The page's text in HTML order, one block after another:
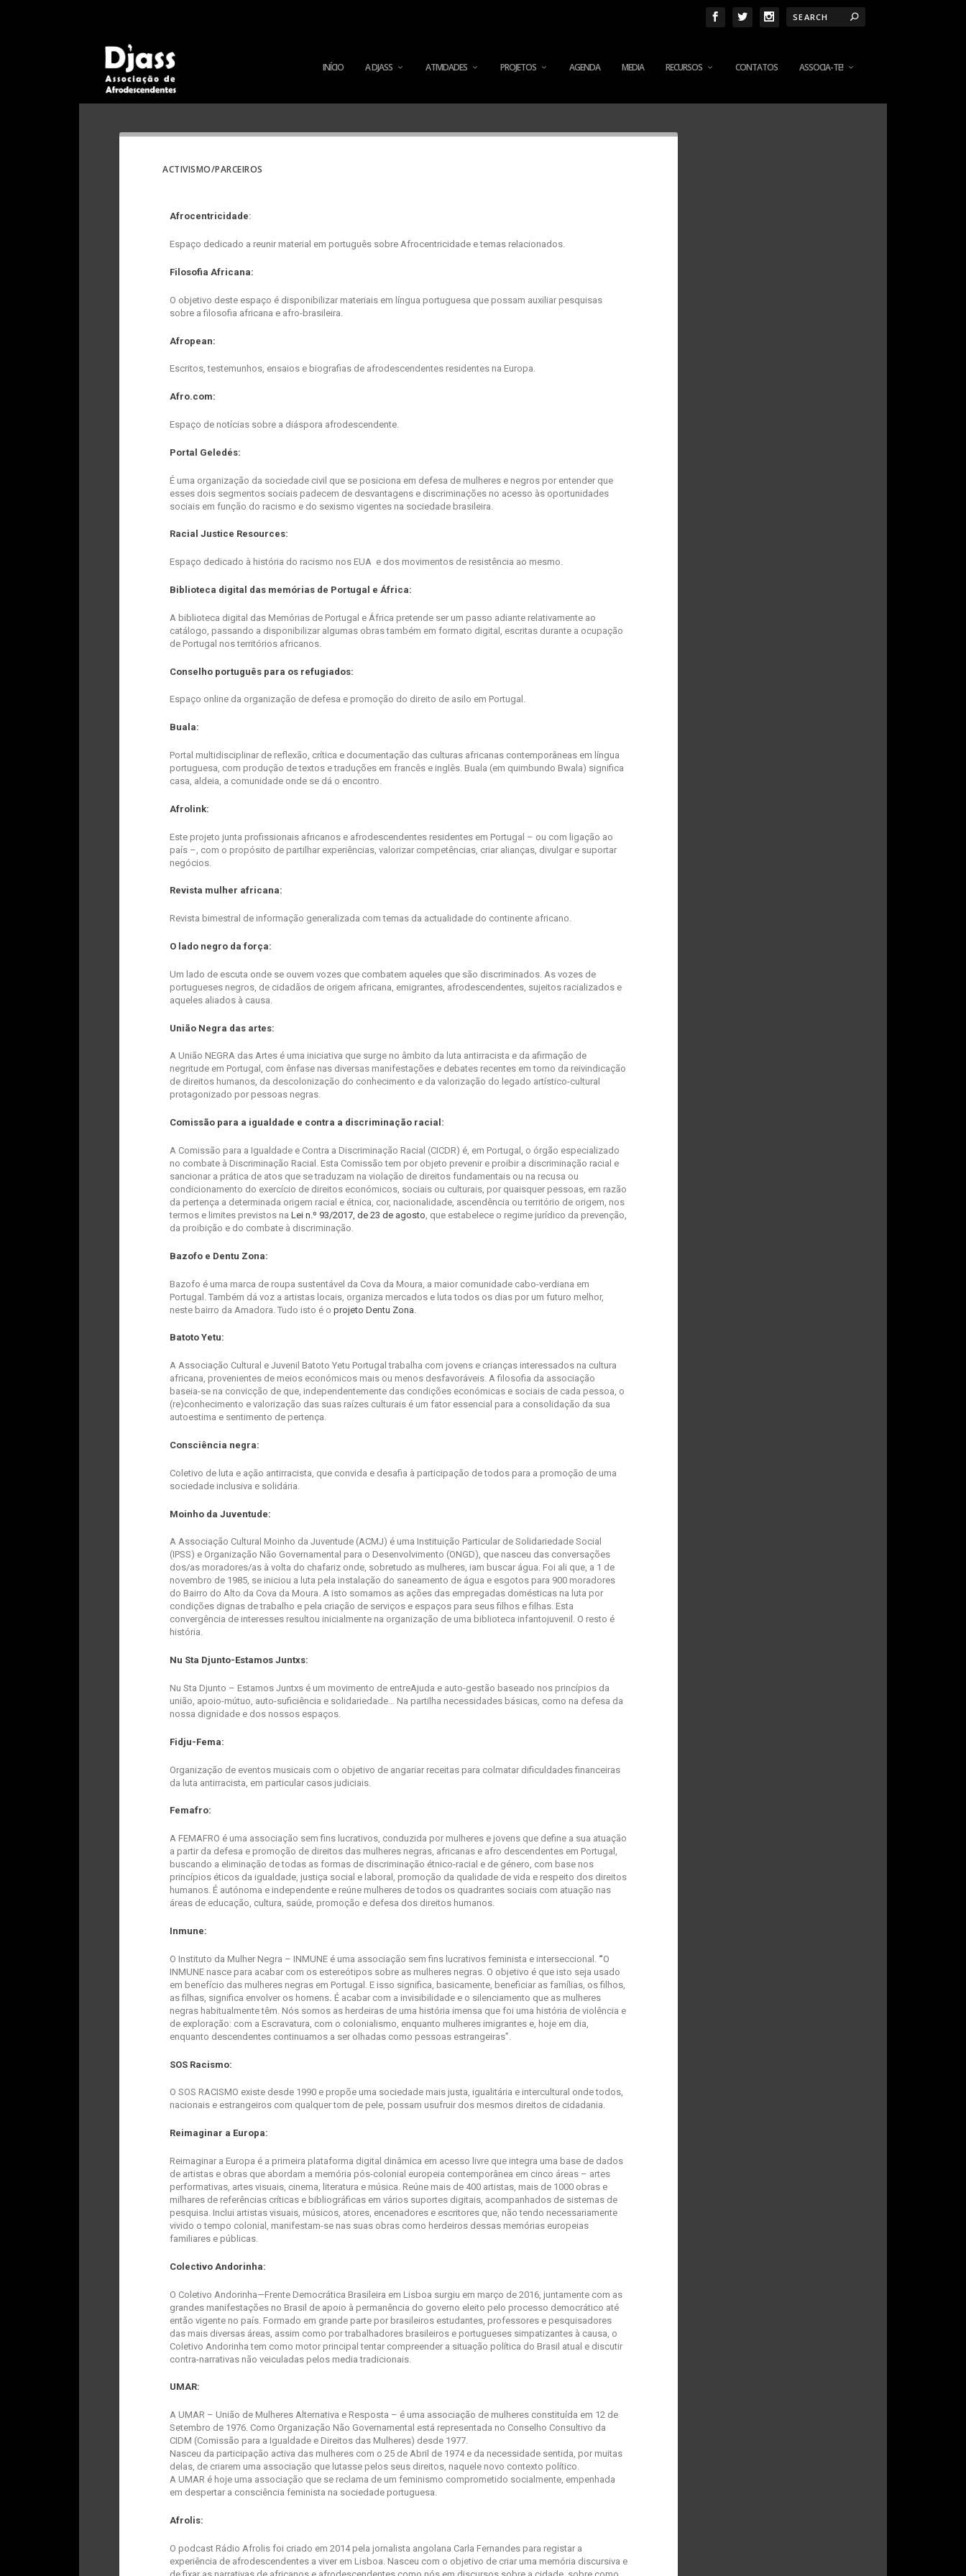
INÍCIO A DJASS ATIVIDADES PROJETOS AGENDA MEDIA RECURSOS CONTATOS ASSOCIA-TE!
ACTIVISMO/PARCEIROS
Afrocentricidade:
Espaço dedicado a reunir material em português sobre Afrocentricidade e temas relacionados.
Filosofia Africana:
O objetivo deste espaço é disponibilizar materiais em língua portuguesa que possam auxiliar pesquisas
sobre a filosofia africana e afro-brasileira.
Afropean:
Escritos, testemunhos, ensaios e biografias de afrodescendentes residentes na Europa.
Afro.com:
Espaço de notícias sobre a diáspora afrodescendente.
Portal Geledés:
É uma organização da sociedade civil que se posiciona em defesa de mulheres e negros por entender que
esses dois segmentos sociais padecem de desvantagens e discriminações no acesso às oportunidades
sociais em função do racismo e do sexismo vigentes na sociedade brasileira.
Racial Justice Resources:
Espaço dedicado à história do racismo nos EUA e dos movimentos de resistência ao mesmo.
Biblioteca digital das memórias de Portugal e África:
A biblioteca digital das Memórias de Portugal e África pretende ser um passo adiante relativamente ao
catálogo, passando a disponibilizar algumas obras também em formato digital, escritas durante a ocupação
de Portugal nos territórios africanos.
Conselho português para os refugiados:
Espaço online da organização de defesa e promoção do direito de asilo em Portugal.
Buala:
Portal multidisciplinar de reflexão, crítica e documentação das culturas africanas contemporâneas em língua
portuguesa, com produção de textos e traduções em francês e inglês. Buala (em quimbundo Bwala) significa
casa, aldeia, a comunidade onde se dá o encontro.
Afrolink:
Este projeto junta profissionais africanos e afrodescendentes residentes em Portugal – ou com ligação ao
país –, com o propósito de partilhar experiências, valorizar competências, criar alianças, divulgar e suportar
negócios.
Revista mulher africana:
Revista bimestral de informação generalizada com temas da actualidade do continente africano.
O lado negro da força:
Um lado de escuta onde se ouvem vozes que combatem aqueles que são discriminados. As vozes de
portugueses negros, de cidadãos de origem africana, emigrantes, afrodescendentes, sujeitos racializados e
aqueles aliados à causa.
União Negra das artes:
A União NEGRA das Artes é uma iniciativa que surge no âmbito da luta antirracista e da afirmação de
negritude em Portugal, com ênfase nas diversas manifestações e debates recentes em torno da reivindicação
de direitos humanos, da descolonização do conhecimento e da valorização do legado artístico-cultural
protagonizado por pessoas negras.
Comissão para a igualdade e contra a discriminação racial:
A Comissão para a Igualdade e Contra a Discriminação Racial (CICDR) é, em Portugal, o órgão especializado
no combate à Discriminação Racial. Esta Comissão tem por objeto prevenir e proibir a discriminação racial e
sancionar a prática de atos que se traduzam na violação de direitos fundamentais ou na recusa ou
condicionamento do exercício de direitos económicos, sociais ou culturais, por quaisquer pessoas, em razão
da pertença a determinada origem racial e étnica, cor, nacionalidade, ascendência ou território de origem, nos
termos e limites previstos naLei n.º 93/2017, de 23 de agosto , que estabelece o regime jurídico da prevenção,
da proibição e do combate à discriminação.
Bazofo e Dentu Zona:
Bazofo é uma marca de roupa sustentável da Cova da Moura, a maior comunidade cabo-verdiana em
Portugal. Também dá voz a artistas locais, organiza mercados e luta todos os dias por um futuro melhor,
neste bairro da Amadora. Tudo isto é oprojeto Dentu Zona.
Batoto Yetu:
A Associação Cultural e Juvenil Batoto Yetu Portugal trabalha com jovens e crianças interessados na cultura
africana, provenientes de meios económicos mais ou menos desfavoráveis. A filosofia da associação
baseia-se na convicção de que, independentemente das condições económicas e sociais de cada pessoa, o
(re)conhecimento e valorização das suas raízes culturais é um fator essencial para a consolidação da sua
autoestima e sentimento de pertença.
Consciência negra:
Coletivo de luta e ação antirracista, que convida e desafia à participação de todos para a promoção de uma
sociedade inclusiva e solidária.
Moinho da Juventude:
A Associação Cultural Moinho da Juventude (ACMJ) é uma Instituição Particular de Solidariedade Social
(IPSS) e Organização Não Governamental para o Desenvolvimento (ONGD), que nasceu das conversações
dos/as moradores/as à volta do chafariz onde, sobretudo as mulheres, iam buscar água. Foi ali que, a 1 de
novembro de 1985, se iniciou a luta pela instalação do saneamento de água e esgotos para 900 moradores
do Bairro do Alto da Cova da Moura. A isto somamos as ações das empregadas domésticas na luta por
condições dignas de trabalho e pela criação de serviços e espaços para seus filhos e filhas. Esta
convergência de interesses resultou inicialmente na organização de uma biblioteca infantojuvenil. O resto é
história.
Nu Sta Djunto-Estamos Juntxs:
Nu Sta Djunto – Estamos Juntxs é um movimento de entreAjuda e auto-gestão baseado nos princípios da
união, apoio-mútuo, auto-suficiência e solidariedade… Na partilha necessidades básicas, como na defesa da
nossa dignidade e dos nossos espaços.
Fidju-Fema:
Organização de eventos musicais com o objetivo de angariar receitas para colmatar dificuldades financeiras
da luta antirracista, em particular casos judiciais.
Femafro:
A FEMAFRO é uma associação sem fins lucrativos, conduzida por mulheres e jovens que define a sua atuação
a partir da defesa e promoção de direitos das mulheres negras, africanas e afro descendentes em Portugal,
buscando a eliminação de todas as formas de discriminação étnico-racial e de género, com base nos
princípios éticos da igualdade, justiça social e laboral, promoção da qualidade de vida e respeito dos direitos
humanos. É autónoma e independente e reúne mulheres de todos os quadrantes sociais com atuação nas
áreas de educação, cultura, saúde, promoção e defesa dos direitos humanos.
Inmune:
O Instituto da Mulher Negra – INMUNE é uma associação sem fins lucrativos feminista e interseccional. “O
INMUNE nasce para acabar com os estereótipos sobre as mulheres negras. O objetivo é que isto seja usado
em benefício das mulheres negras em Portugal. E isso significa, basicamente, beneficiar as famílias, os filhos,
as filhas, significa envolver os homens. É acabar com a invisibilidade e o silenciamento que as mulheres
negras habitualmente têm. Nós somos as herdeiras de uma história imensa que foi uma história de violência e
de exploração: com a Escravatura, com o colonialismo, enquanto mulheres imigrantes e, hoje em dia,
enquanto descendentes continuamos a ser olhadas como pessoas estrangeiras”.
SOS Racismo:
O SOS RACISMO existe desde 1990 e propõe uma sociedade mais justa, igualitária e intercultural onde todos,
nacionais e estrangeiros com qualquer tom de pele, possam usufruir dos mesmos direitos de cidadania.
Reimaginar a Europa:
Reimaginar a Europa é a primeira plataforma digital dinâmica em acesso livre que integra uma base de dados
de artistas e obras que abordam a memória pós-colonial europeia contemporânea em cinco áreas – artes
performativas, artes visuais, cinema, literatura e música. Reúne mais de 400 artistas, mais de 1000 obras e
milhares de referências críticas e bibliográficas em vários suportes digitais, acompanhados de sistemas de
pesquisa. Inclui artistas visuais, músicos, atores, encenadores e escritores que, não tendo necessariamente
vivido o tempo colonial, manifestam-se nas suas obras como herdeiros dessas memórias europeias
familiares e públicas.
Colectivo Andorinha:
O Coletivo Andorinha—Frente Democrática Brasileira em Lisboa surgiu em março de 2016, juntamente com as
grandes manifestações no Brasil de apoio à permanência do governo eleito pelo processo democrático até
então vigente no país. Formado em grande parte por brasileiros estudantes, professores e pesquisadores
das mais diversas áreas, assim como por trabalhadores brasileiros e portugueses simpatizantes à causa, o
Coletivo Andorinha tem como motor principal tentar compreender a situação política do Brasil atual e discutir
contra-narrativas não veiculadas pelos media tradicionais.
UMAR:
A UMAR – União de Mulheres Alternativa e Resposta – é uma associação de mulheres constituída em 12 de
Setembro de 1976. Como Organização Não Governamental está representada no Conselho Consultivo da
CIDM (Comissão para a Igualdade e Direitos das Mulheres) desde 1977.
Nasceu da participação activa das mulheres com o 25 de Abril de 1974 e da necessidade sentida, por muitas
delas, de criarem uma associação que lutasse pelos seus direitos, naquele novo contexto político.
A UMAR é hoje uma associação que se reclama de um feminismo comprometido socialmente, empenhada
em despertar a consciência feminista na sociedade portuguesa.
Afrolis:
O podcast Rádio Afrolis foi criado em 2014 pela jornalista angolana Carla Fernandes para registar a
experiência de afrodescendentes a viver em Lisboa. Nasceu com o objetivo de criar uma memória discursiva e